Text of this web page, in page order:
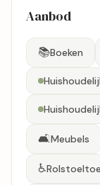
Aanbod
📚Boeken
🛋️Meubels
♿